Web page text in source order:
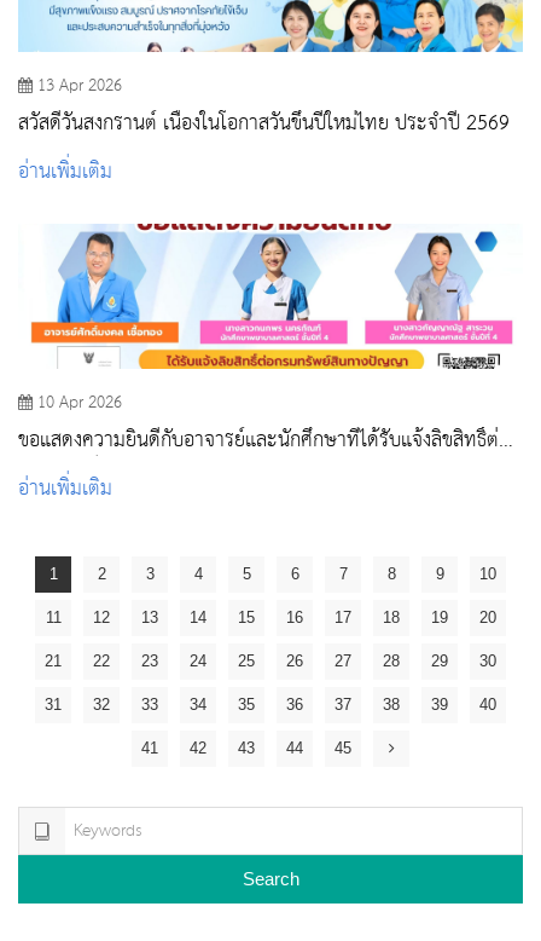
13 Apr 2026
สวัสดีวันสงกรานต์ เนื่องในโอกาสวันขึ้นปีใหม่ไทย ประจำปี 2569
อ่านเพิ่มเติม
10 Apr 2026
ขอแสดงความยินดีกับอาจารย์และนักศึกษาที่ได้รับแจ้งลิขสิทธิ์ต่อ
กรมทรัพย์สินทางปัญญา
อ่านเพิ่มเติม
1 2 3 4 5 6 7 8 9 10
11 12 13 14 15 16 17 18 19 20
21 22 23 24 25 26 27 28 29 30
31 32 33 34 35 36 37 38 39 40
41 42 43 44 45
Search